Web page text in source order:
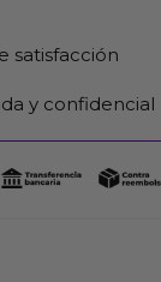
satisfacción
y confidencial